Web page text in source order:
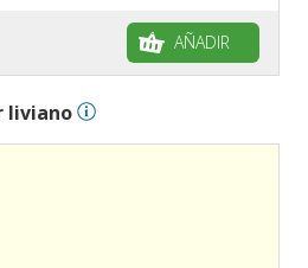
AÑADIR
liviano